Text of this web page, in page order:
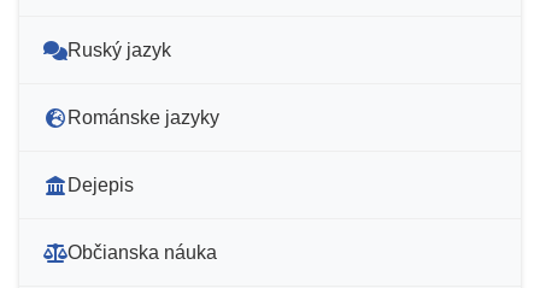
Ruský jazyk
Románske jazyky
Dejepis
Občianska náuka